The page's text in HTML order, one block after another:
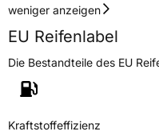
weniger anzeigen
EU Reifenlabel
Die Bestandteile des EU
Kraftstoffeffizienz